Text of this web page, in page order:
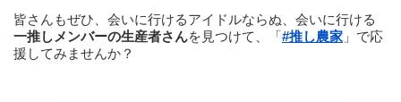
皆さんもぜひ、会いに行けるアイドルならぬ、会いに行ける
一推しメンバーの生産者さんを見つけて、「#推し農家 」で応
援してみませんか？